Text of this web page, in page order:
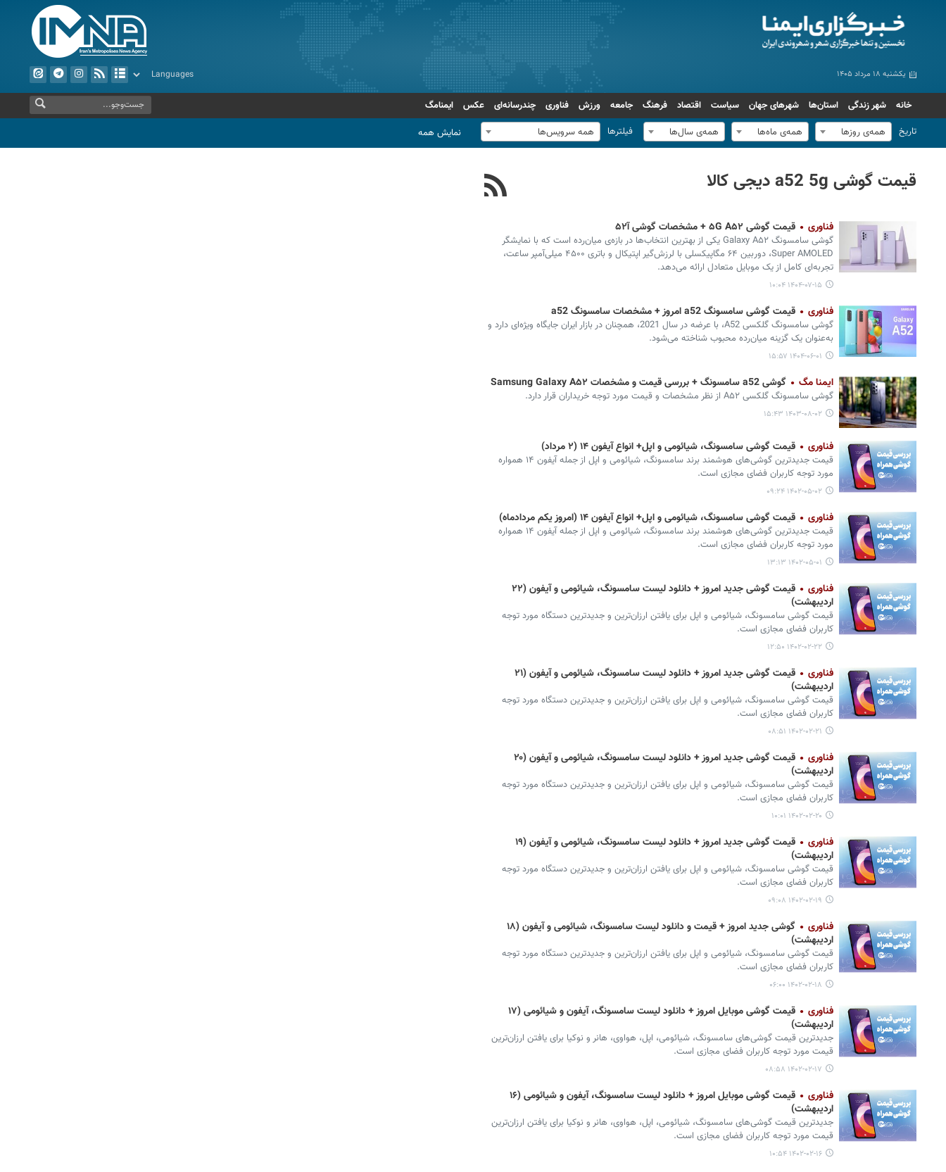
یکشنبه ۱۸ مرداد ۱۴۰۵
خانه شهر زندگی استان‌ها شهرهای جهان سیاست اقتصاد فرهنگ جامعه ورزش فناوری چندرسانه‌ای عکس
ایمنامگ
تاریخ
همه‌ی روزها همه‌ی ماه‌ها همه‌ی سال‌ها فیلترها همه سرویس‌ها نمایش همه
قیمت گوشی a52 5g دیجی کالا
فناوری قیمت گوشی ۵G A۵۲ + مشخصات گوشی آ۵۲
گوشی سامسونگ Galaxy A۵۲ یکی از بهترین انتخاب‌ها در بازه‌ی میان‌رده است که با نمایشگر
Super AMOLED، دوربین ۶۴ مگاپیکسلی با لرزش‌گیر اپتیکال و باتری ۴۵۰۰ میلی‌آمپر ساعت،
تجربه‌ای کامل از یک موبایل متعادل ارائه می‌دهد.
۱۴۰۴-۰۷-۱۵ ۱۰:۰۴
فناوری قیمت گوشی سامسونگ a52 امروز + مشخصات سامسونگ a52
گوشی سامسونگ گلکسی A52، با عرضه در سال 2021، همچنان در بازار ایران جایگاه ویژه‌ای دارد و
به‌عنوان یک گزینه میان‌رده محبوب شناخته می‌شود.
۱۴۰۴-۰۶-۰۱ ۱۵:۵۷
ایمنا مگ گوشی a52 سامسونگ + بررسی قیمت و مشخصات Samsung Galaxy A۵۲
گوشی سامسونگ گلکسی A۵۲ از نظر مشخصات و قیمت مورد توجه خریداران قرار دارد.
۱۴۰۳-۰۸-۰۲ ۱۵:۴۳
فناوری قیمت گوشی سامسونگ، شیائومی و اپل+ انواع آیفون ۱۴ (۲ مرداد)
قیمت جدیدترین گوشی‌های هوشمند برند سامسونگ، شیائومی و اپل از جمله آیفون ۱۴ همواره
مورد توجه کاربران فضای مجازی است.
۱۴۰۲-۰۵-۰۲ ۰۹:۲۴
فناوری قیمت گوشی سامسونگ، شیائومی و اپل+ انواع آیفون ۱۴ (امروز یکم مردادماه)
قیمت جدیدترین گوشی‌های هوشمند برند سامسونگ، شیائومی و اپل از جمله آیفون ۱۴ همواره
مورد توجه کاربران فضای مجازی است.
۱۴۰۲-۰۵-۰۱ ۱۳:۱۳
فناوری
قیمت گوشی‌ جدید امروز + دانلود لیست سامسونگ، شیائومی و آیفون (۲۲
اردیبهشت)
قیمت گوشی‌ سامسونگ، شیائومی و اپل برای یافتن ارزان‌ترین و جدیدترین دستگاه مورد توجه
کاربران فضای مجازی است.
۱۴۰۲-۰۲-۲۲ ۱۲:۵۰
فناوری
قیمت گوشی‌ جدید امروز + دانلود لیست سامسونگ، شیائومی و آیفون (۲۱
اردیبهشت)
قیمت گوشی‌ سامسونگ، شیائومی و اپل برای یافتن ارزان‌ترین و جدیدترین دستگاه مورد توجه
کاربران فضای مجازی است.
۱۴۰۲-۰۲-۲۱ ۰۸:۵۱
فناوری
قیمت گوشی‌ جدید امروز + دانلود لیست سامسونگ، شیائومی و آیفون (۲۰
اردیبهشت)
قیمت گوشی‌ سامسونگ، شیائومی و اپل برای یافتن ارزان‌ترین و جدیدترین دستگاه مورد توجه
کاربران فضای مجازی است.
۱۴۰۲-۰۲-۲۰ ۱۰:۰۱
فناوری
قیمت گوشی‌ جدید امروز + دانلود لیست سامسونگ، شیائومی و آیفون (۱۹
اردیبهشت)
قیمت گوشی‌ سامسونگ، شیائومی و اپل برای یافتن ارزان‌ترین و جدیدترین دستگاه مورد توجه
کاربران فضای مجازی است.
۱۴۰۲-۰۲-۱۹ ۰۹:۰۸
فناوری
گوشی‌ جدید امروز + قیمت و دانلود لیست سامسونگ، شیائومی و آیفون (۱۸
اردیبهشت)
قیمت گوشی‌ سامسونگ، شیائومی و اپل برای یافتن ارزان‌ترین و جدیدترین دستگاه مورد توجه
کاربران فضای مجازی است.
۱۴۰۲-۰۲-۱۸ ۰۶:۰۰
فناوری
قیمت گوشی موبایل امروز + دانلود لیست سامسونگ، آیفون و شیائومی (۱۷
اردیبهشت)
جدیدترین قیمت گوشی‌های سامسونگ، شیائومی، اپل، هواوی، هانر و نوکیا برای یافتن ارزان‌ترین
قیمت مورد توجه کاربران فضای مجازی است.
۱۴۰۲-۰۲-۱۷ ۰۸:۵۸
فناوری
قیمت گوشی موبایل امروز + دانلود لیست سامسونگ، آیفون و شیائومی (۱۶
اردیبهشت)
جدیدترین قیمت گوشی‌های سامسونگ، شیائومی، اپل، هواوی، هانر و نوکیا برای یافتن ارزان‌ترین
قیمت مورد توجه کاربران فضای مجازی است.
۱۴۰۲-۰۲-۱۶ ۱۰:۵۴